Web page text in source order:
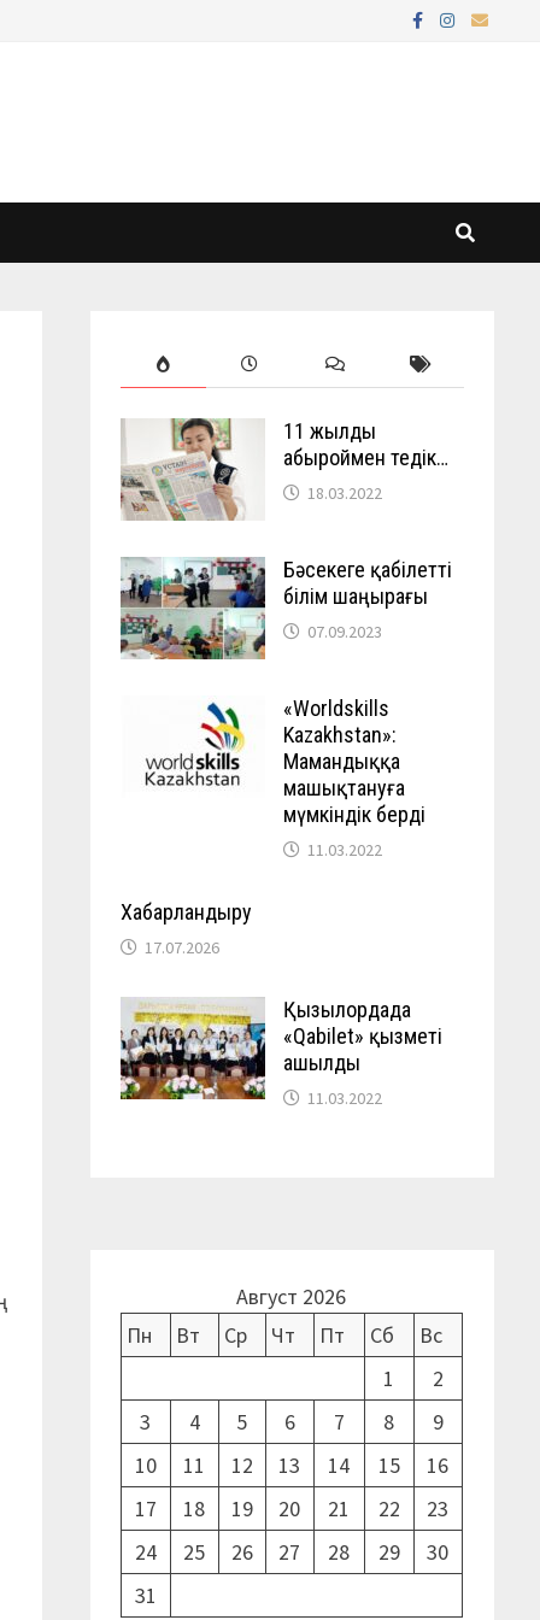
11 жылды
абыроймен өтедік…
18.03.2022
Бәсекеге қабілетті
білім шаңырағы
07.09.2023
«Worldskills
Kazakhstan»:
Мамандыққа
машықтануға
мүмкіндік берді
11.03.2022
Хабарландыру
17.07.2026
Қызылордада
«Qabilet» қызметі
ашылды
11.03.2022
Август 2026
Пн
Вт Ср Чт Пт Сб
Вс
1
2
3
4 5 6 7 8
9
10
11 12 13 14 15
16
17
18 19 20 21 22
23
24
25 26 27 28 29
30
31